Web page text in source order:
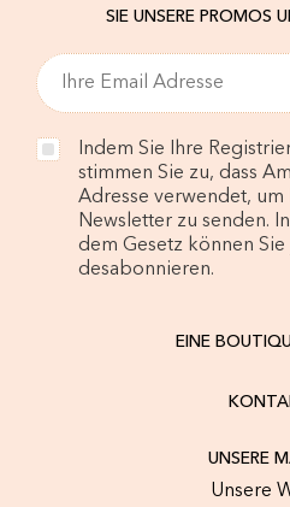
SIE UNSERE PROMOS
Indem Sie Ihre
stimmen Sie zu, dass
Adresse verwendet, um
Newsletter zu senden.
dem Gesetz können
desabonnieren.
EINE
UNSERE
Unsere